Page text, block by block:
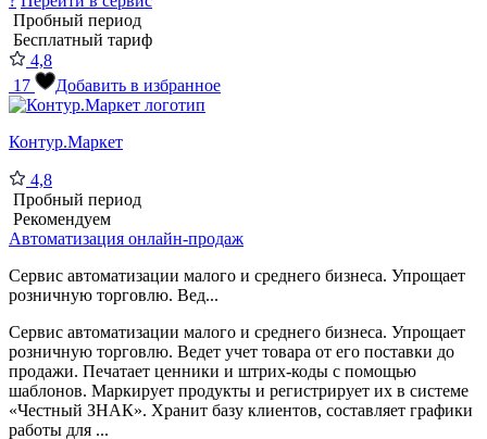
Пробный период
Бесплатный тариф
4,8
17
Добавить в избранное
Контур.Маркет
4,8
Пробный период
Рекомендуем
Автоматизация онлайн-продаж
Сервис автоматизации малого и среднего бизнеса. Упрощает
розничную торговлю. Вед...
Сервис автоматизации малого и среднего бизнеса. Упрощает
розничную торговлю. Ведет учет товара от его поставки до
продажи. Печатает ценники и штрих-коды с помощью
шаблонов. Маркирует продукты и регистрирует их в системе
«Честный ЗНАК». Хранит базу клиентов, составляет графики
работы для ...